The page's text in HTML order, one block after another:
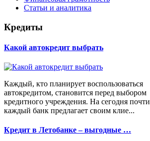
Статьи и аналитика
Кредиты
Какой автокредит выбрать
Каждый, кто планирует воспользоваться
автокредитом, становится перед выбором
кредитного учреждения. На сегодня почти
каждый банк предлагает своим клие...
Кредит в Летобанке – выгодные …